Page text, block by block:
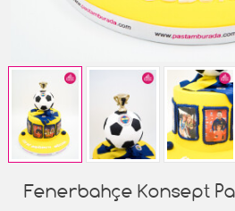
Fenerbahçe Konsept